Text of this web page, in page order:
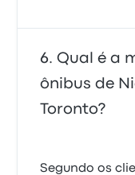
Qual é a
ônibus de
Toronto?
Segundo os